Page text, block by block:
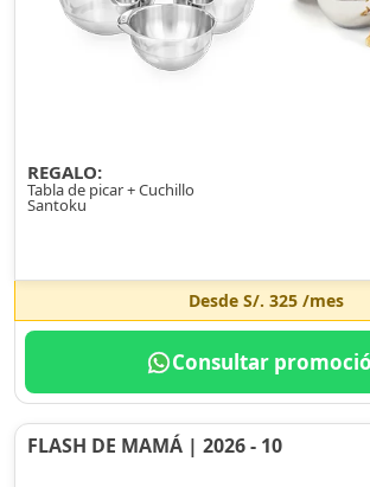
REGALO:
Tabla de picar + Cuchillo
Santoku
Desde S/. 325/mes
Consultar
FLASH DE MAMÁ | 2026 - 10